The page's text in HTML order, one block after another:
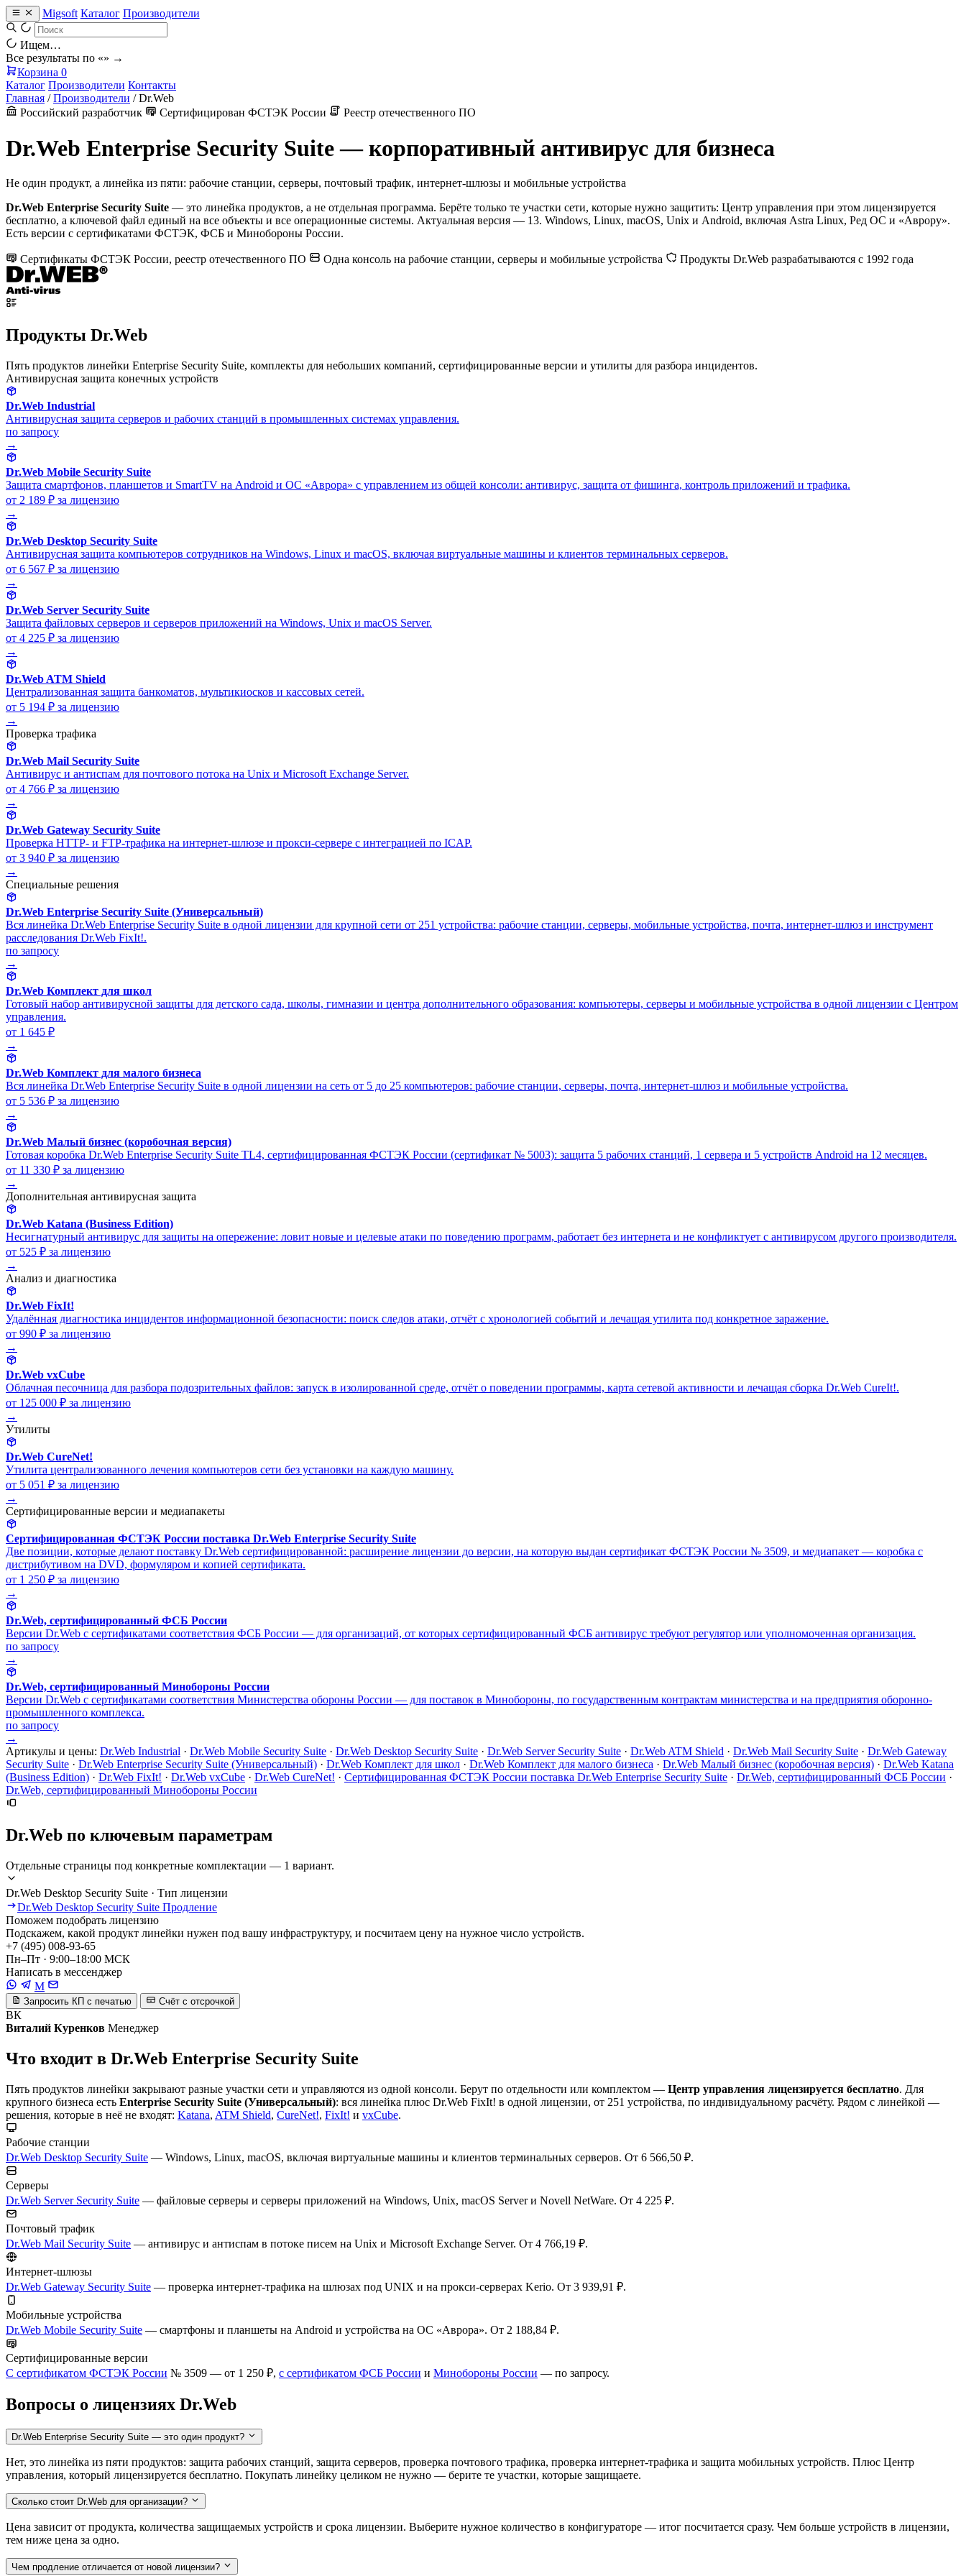
Migsoft Каталог Производители
Ищем…
Все результаты по «» →
Корзина 0
Каталог Производители Контакты
Главная / Производители / Dr.Web
Российский разработчик
Сертифицирован ФСТЭК России Реестр отечественного ПО
Dr.Web Enterprise Security Suite — корпоративный антивирус для бизнеса
Не один продукт, а линейка из пяти: рабочие станции, серверы, почтовый трафик, интернет-шлюзы и мобильные устройства
Dr.Web Enterprise Security Suite — это линейка продуктов, а не отдельная программа. Берёте только те участки сети, которые нужно защитить: Центр управления при этом лицензируется
бесплатно, а ключевой файл единый на все объекты и все операционные системы. Актуальная версия — 13. Windows, Linux, macOS, Unix и Android, включая Astra Linux, Ред ОС и «Аврору».
Есть версии с сертификатами ФСТЭК, ФСБ и Минобороны России.
Сертификаты ФСТЭК России, реестр отечественного ПО Одна консоль на рабочие станции, серверы и мобильные устройства Продукты Dr.Web разрабатываются с 1992 года
Продукты Dr.Web
Пять продуктов линейки Enterprise Security Suite, комплекты для небольших компаний, сертифицированные версии и утилиты для разбора инцидентов.
Антивирусная защита конечных устройств
Dr.Web Industrial
Антивирусная защита серверов и рабочих станций в промышленных системах управления.
по запросу
→
Dr.Web Mobile Security Suite
Защита смартфонов, планшетов и SmartTV на Android и ОС «Аврора» с управлением из общей консоли: антивирус, защита от фишинга, контроль приложений и трафика.
от 2 189 ₽ за лицензию
→
Dr.Web Desktop Security Suite
Антивирусная защита компьютеров сотрудников на Windows, Linux и macOS, включая виртуальные машины и клиентов терминальных серверов.
от 6 567 ₽ за лицензию
→
Dr.Web Server Security Suite
Защита файловых серверов и серверов приложений на Windows, Unix и macOS Server.
от 4 225 ₽ за лицензию
→
Dr.Web ATM Shield
Централизованная защита банкоматов, мультикиосков и кассовых сетей.
от 5 194 ₽ за лицензию
→
Проверка трафика
Dr.Web Mail Security Suite
Антивирус и антиспам для почтового потока на Unix и Microsoft Exchange Server.
от 4 766 ₽ за лицензию
→
Dr.Web Gateway Security Suite
Проверка HTTP- и FTP-трафика на интернет-шлюзе и прокси-сервере с интеграцией по ICAP.
от 3 940 ₽ за лицензию
→
Специальные решения
Dr.Web Enterprise Security Suite (Универсальный)
Вся линейка Dr.Web Enterprise Security Suite в одной лицензии для крупной сети от 251 устройства: рабочие станции, серверы, мобильные устройства, почта, интернет-шлюз и инструмент
расследования Dr.Web FixIt!.
по запросу
→
Dr.Web Комплект для школ
Готовый набор антивирусной защиты для детского сада, школы, гимназии и центра дополнительного образования: компьютеры, серверы и мобильные устройства в одной лицензии с Центром
управления.
от 1 645 ₽
→
Dr.Web Комплект для малого бизнеса
Вся линейка Dr.Web Enterprise Security Suite в одной лицензии на сеть от 5 до 25 компьютеров: рабочие станции, серверы, почта, интернет-шлюз и мобильные устройства.
от 5 536 ₽ за лицензию
→
Dr.Web Малый бизнес (коробочная версия)
Готовая коробка Dr.Web Enterprise Security Suite TL4, сертифицированная ФСТЭК России (сертификат № 5003): защита 5 рабочих станций, 1 сервера и 5 устройств Android на 12 месяцев.
от 11 330 ₽ за лицензию
→
Дополнительная антивирусная защита
Dr.Web Katana (Business Edition)
Несигнатурный антивирус для защиты на опережение: ловит новые и целевые атаки по поведению программ, работает без интернета и не конфликтует с антивирусом другого производителя.
от 525 ₽ за лицензию
→
Анализ и диагностика
Dr.Web FixIt!
Удалённая диагностика инцидентов информационной безопасности: поиск следов атаки, отчёт с хронологией событий и лечащая утилита под конкретное заражение.
от 990 ₽ за лицензию
→
Dr.Web vxCube
Облачная песочница для разбора подозрительных файлов: запуск в изолированной среде, отчёт о поведении программы, карта сетевой активности и лечащая сборка Dr.Web CureIt!.
от 125 000 ₽ за лицензию
→
Утилиты
Dr.Web CureNet!
Утилита централизованного лечения компьютеров сети без установки на каждую машину.
от 5 051 ₽ за лицензию
→
Сертифицированные версии и медиапакеты
Сертифицированная ФСТЭК России поставка Dr.Web Enterprise Security Suite
Две позиции, которые делают поставку Dr.Web сертифицированной: расширение лицензии до версии, на которую выдан сертификат ФСТЭК России № 3509, и медиапакет — коробка с
дистрибутивом на DVD, формуляром и копией сертификата.
от 1 250 ₽ за лицензию
→
Dr.Web, сертифицированный ФСБ России
Версии Dr.Web с сертификатами соответствия ФСБ России — для организаций, от которых сертифицированный ФСБ антивирус требуют регулятор или уполномоченная организация.
по запросу
→
Dr.Web, сертифицированный Минобороны России
Версии Dr.Web с сертификатами соответствия Министерства обороны России — для поставок в Минобороны, по государственным контрактам министерства и на предприятия оборонно-
промышленного комплекса.
по запросу
→
Артикулы и цены: Dr.Web Industrial · Dr.Web Mobile Security Suite · Dr.Web Desktop Security Suite · Dr.Web Server Security Suite · Dr.Web ATM Shield · Dr.Web Mail Security Suite · Dr.Web Gateway
Security Suite · Dr.Web Enterprise Security Suite (Универсальный) · Dr.Web Комплект для школ · Dr.Web Комплект для малого бизнеса · Dr.Web Малый бизнес (коробочная версия) · Dr.Web Katana
(Business Edition) · Dr.Web FixIt! · Dr.Web vxCube · Dr.Web CureNet! · Сертифицированная ФСТЭК России поставка Dr.Web Enterprise Security Suite · Dr.Web, сертифицированный ФСБ России ·
Dr.Web, сертифицированный Минобороны России
Dr.Web по ключевым параметрам
Отдельные страницы под конкретные комплектации — 1 вариант.
Dr.Web Desktop Security Suite · Тип лицензии
Dr.Web Desktop Security Suite Продление
Поможем подобрать лицензию
Подскажем, какой продукт линейки нужен под вашу инфраструктуру, и посчитаем цену на нужное число устройств.
+7 (495) 008-93-65
Пн–Пт · 9:00–18:00 МСК
Написать в мессенджер
M
Запросить КП с печатью Счёт с отсрочкой
ВК
Виталий Куренков Менеджер
Что входит в Dr.Web Enterprise Security Suite
Пять продуктов линейки закрывают разные участки сети и управляются из одной консоли. Берут по отдельности или комплектом — Центр управления лицензируется бесплатно. Для
крупного бизнеса есть Enterprise Security Suite (Универсальный): вся линейка плюс Dr.Web FixIt! в одной лицензии, от 251 устройства, по индивидуальному расчёту. Рядом с линейкой —
решения, которые в неё не входят: Katana, ATM Shield, CureNet!, FixIt! и vxCube.
Рабочие станции
Dr.Web Desktop Security Suite — Windows, Linux, macOS, включая виртуальные машины и клиентов терминальных серверов. От 6 566,50 ₽.
Серверы
Dr.Web Server Security Suite — файловые серверы и серверы приложений на Windows, Unix, macOS Server и Novell NetWare. От 4 225 ₽.
Почтовый трафик
Dr.Web Mail Security Suite — антивирус и антиспам в потоке писем на Unix и Microsoft Exchange Server. От 4 766,19 ₽.
Интернет-шлюзы
Dr.Web Gateway Security Suite — проверка интернет-трафика на шлюзах под UNIX и на прокси-серверах Kerio. От 3 939,91 ₽.
Мобильные устройства
Dr.Web Mobile Security Suite — смартфоны и планшеты на Android и устройства на ОС «Аврора». От 2 188,84 ₽.
Сертифицированные версии
С сертификатом ФСТЭК России № 3509 — от 1 250 ₽, с сертификатом ФСБ России и Минобороны России — по запросу.
Вопросы о лицензиях Dr.Web
Dr.Web Enterprise Security Suite — это один продукт?
Нет, это линейка из пяти продуктов: защита рабочих станций, защита серверов, проверка почтового трафика, проверка интернет-трафика и защита мобильных устройств. Плюс Центр
управления, который лицензируется бесплатно. Покупать линейку целиком не нужно — берите те участки, которые защищаете.
Сколько стоит Dr.Web для организации?
Цена зависит от продукта, количества защищаемых устройств и срока лицензии. Выберите нужное количество в конфигураторе — итог посчитается сразу. Чем больше устройств в лицензии,
тем ниже цена за одно.
Чем продление отличается от новой лицензии?